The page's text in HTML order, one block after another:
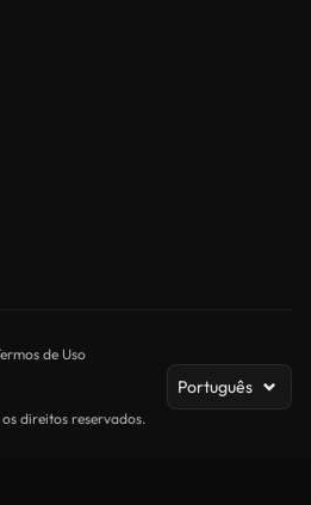
de Uso
Português
direitos reservados.